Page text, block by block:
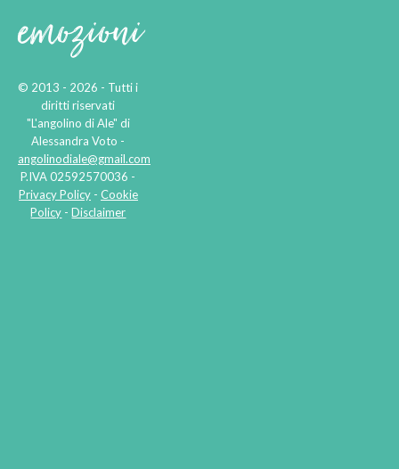
emozioni
© 2013 - 2026 - Tutti i
diritti riservati
"L'angolino di Ale" di
Alessandra Voto -
angolinodiale@gmail.com
P.IVA 02592570036 -
Privacy Policy- Cookie
Policy -Disclaimer